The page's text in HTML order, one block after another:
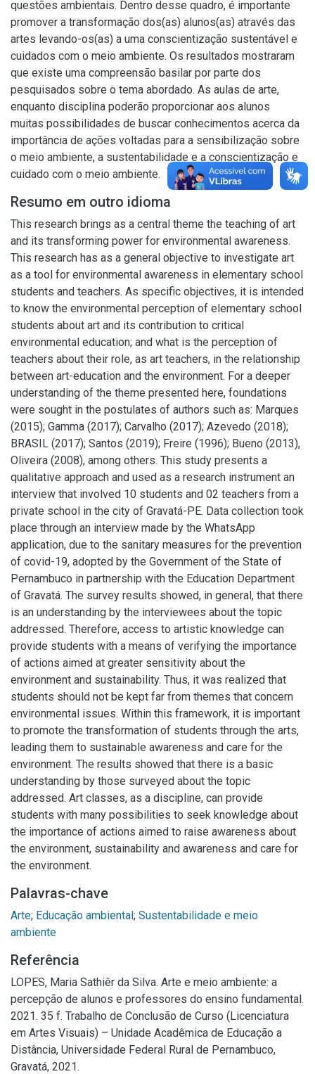
questões ambientais. Dentro desse quadro, é importante
promover a transformação dos(as) alunos(as) através das
artes levando-os(as) a uma conscientização sustentável e
cuidados com o meio ambiente. Os resultados mostraram
que existe uma compreensão basilar por parte dos
pesquisados sobre o tema abordado. As aulas de arte,
enquanto disciplina poderão proporcionar aos alunos
muitas possibilidades de buscar conhecimentos acerca da
importância de ações voltadas para a sensibilização sobre
o meio ambiente, a sustentabilidade e a conscientização e
cuidado com o meio ambiente.
Resumo em outro idioma
This research brings as a central theme the teaching of art
and its transforming power for environmental awareness.
This research has as a general objective to investigate art
as a tool for environmental awareness in elementary school
students and teachers. As specific objectives, it is intended
to know the environmental perception of elementary school
students about art and its contribution to critical
environmental education; and what is the perception of
teachers about their role, as art teachers, in the relationship
between art-education and the environment. For a deeper
understanding of the theme presented here, foundations
were sought in the postulates of authors such as: Marques
(2015); Gamma (2017); Carvalho (2017); Azevedo (2018);
BRASIL (2017); Santos (2019); Freire (1996); Bueno (2013),
Oliveira (2008), among others. This study presents a
qualitative approach and used as a research instrument an
interview that involved 10 students and 02 teachers from a
private school in the city of Gravatá-PE. Data collection took
place through an interview made by the WhatsApp
application, due to the sanitary measures for the prevention
of covid-19, adopted by the Government of the State of
Pernambuco in partnership with the Education Department
of Gravatá. The survey results showed, in general, that there
is an understanding by the interviewees about the topic
addressed. Therefore, access to artistic knowledge can
provide students with a means of verifying the importance
of actions aimed at greater sensitivity about the
environment and sustainability. Thus, it was realized that
students should not be kept far from themes that concern
environmental issues. Within this framework, it is important
to promote the transformation of students through the arts,
leading them to sustainable awareness and care for the
environment. The results showed that there is a basic
understanding by those surveyed about the topic
addressed. Art classes, as a discipline, can provide
students with many possibilities to seek knowledge about
the importance of actions aimed to raise awareness about
the environment, sustainability and awareness and care for
the environment.
Palavras-chave
Arte; Educação ambiental; Sustentabilidade e meio
ambiente
Referência
LOPES, Maria Sathiêr da Silva. Arte e meio ambiente: a
percepção de alunos e professores do ensino fundamental.
2021. 35 f. Trabalho de Conclusão de Curso (Licenciatura
em Artes Visuais) – Unidade Acadêmica de Educação a
Distância, Universidade Federal Rural de Pernambuco,
Gravatá, 2021.